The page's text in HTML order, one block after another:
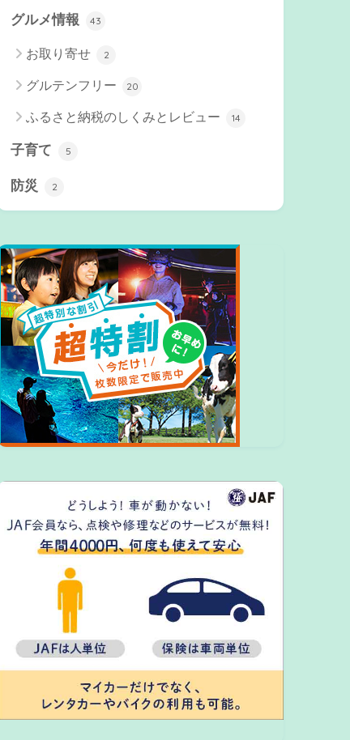
グルメ情報 43
お取り寄せ 2
グルテンフリー 20
ふるさと納税のしくみとレビュー 14
子育て 5
防災 2